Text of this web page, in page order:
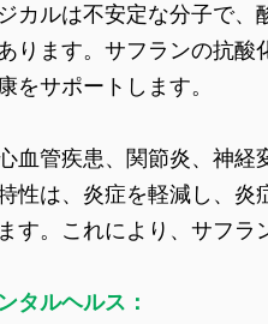
カルは不安定な分子で
ります。サフランの抗
をサポートします。
血管疾患、関節炎、神経
性は、炎症を軽減し、
す。これにより、サフ
タルヘルス：